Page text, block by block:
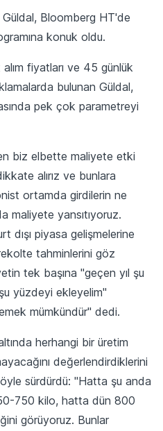
Bloomberg HT'de
konuk oldu.
fiyatları ve 45 günlük
bulunan Güldal,
pek çok parametreyi
biz elbette maliyete etki
alırız ve bunlara
ortamda girdilerin ne
maliyete yansıtıyoruz.
dışı piyasa gelişmelerine
tahminlerini göz
tek başına "geçen yıl şu
yüzdeyi ekleyelim"
mümkündür" dedi.
herhangi bir üretim
değerlendirdiklerini
sürdürdü: "Hatta şu anda
750 kilo, hatta dün 800
görüyoruz. Bunlar